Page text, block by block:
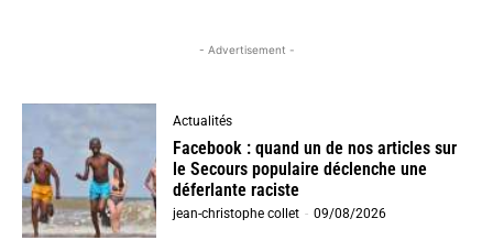
- Advertisement -
Actualités
Facebook : quand un de nos articles sur
le Secours populaire déclenche une
déferlante raciste
jean-christophe collet - 09/08/2026